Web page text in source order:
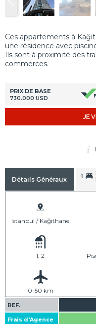
Ces appartements à
une résidence avec
Ils sont à proximité des
commerces.
PRIX DE BASE
730.000 USD
JE
Détails Généraux 1
Istanbul / Kağıthane
1, 2
0-50 km
REF.
Frais d'Agence